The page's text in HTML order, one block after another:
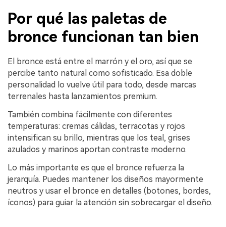
Por qué las paletas de
bronce funcionan tan bien
El bronce está entre el marrón y el oro, así que se
percibe tanto natural como sofisticado. Esa doble
personalidad lo vuelve útil para todo, desde marcas
terrenales hasta lanzamientos premium.
También combina fácilmente con diferentes
temperaturas: cremas cálidas, terracotas y rojos
intensifican su brillo, mientras que los teal, grises
azulados y marinos aportan contraste moderno.
Lo más importante es que el bronce refuerza la
jerarquía. Puedes mantener los diseños mayormente
neutros y usar el bronce en detalles (botones, bordes,
íconos) para guiar la atención sin sobrecargar el diseño.